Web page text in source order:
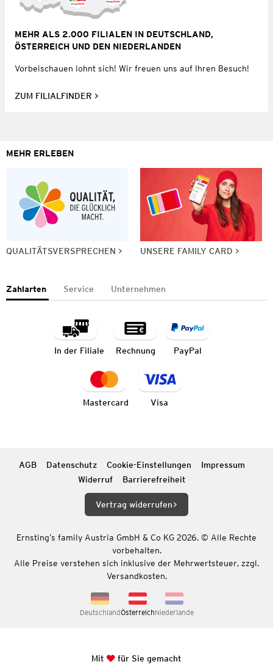
MEHR ALS 2.000 FILIALEN IN DEUTSCHLAND,
ÖSTERREICH UND DEN NIEDERLANDEN
Vorbeischauen lohnt sich! Wir freuen uns auf Ihren Besuch!
ZUM FILIALFINDER
MEHR ERLEBEN
QUALITÄTSVERSPRECHEN UNSERE FAMILY CARD
Zahlarten Service Unternehmen
In der Filiale Rechnung PayPal
Mastercard Visa
AGB Datenschutz Cookie-Einstellungen
Impressum
Widerruf
Barrierefreiheit
Vertrag widerrufen
Ernsting’s family Austria GmbH & Co KG 2026. © Alle Rechte
vorbehalten.
Alle Preise verstehen sich inklusive der Mehrwertsteuer, zzgl.
Versandkosten.
DeutschlandÖsterreichNiederlande
Mit für Sie gemacht